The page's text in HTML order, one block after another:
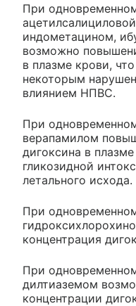
При
индометацином,
возможно
в плазме крови,
некоторым
влиянием НПВС.
При
верапамилом
дигоксина в
гликозидной
летального исхода.
При
концентрация
При
дилтиаземом
концентрации